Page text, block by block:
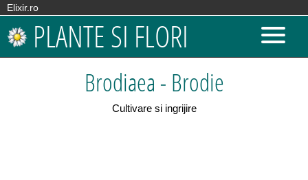
Elixir.ro
PLANTE SI FLORI
Brodiaea - Brodie
Cultivare si ingrijire